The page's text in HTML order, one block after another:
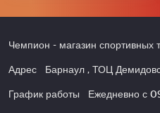
Чемпион - магазин спортивных
Адрес Барнаул , ТОЦ
График работы Ежедневно с